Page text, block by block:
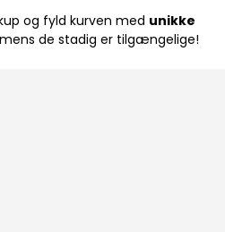
og fyld kurven med unikke
de stadig er tilgængelige!